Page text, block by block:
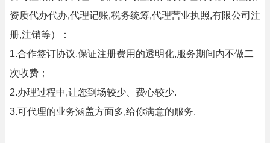
资质代办代办,代理记账,税务统筹,代理营业执照,有限公司注
册,注销等）：
1.合作签订协议,保证注册费用的透明化,服务期间内不做二
次收费；
2.办理过程中,让您到场较少、费心较少.
3.可代理的业务涵盖方面多,给你满意的服务.